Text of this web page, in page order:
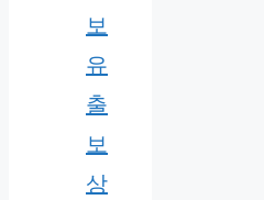
보
유
출
보
상